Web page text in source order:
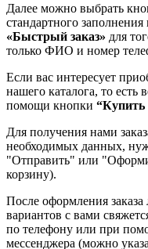
Далее можно выбрать
стандартного
«Быстрый заказ» для
только ФИО и номер
Если вас интересует
нашего каталога, то
помощи кнопки “Купить
Для получения нами
необходимых данных,
"Отправить" или
корзину).
После оформления
вариантов с вами
по телефону или при
мессенджера (можно